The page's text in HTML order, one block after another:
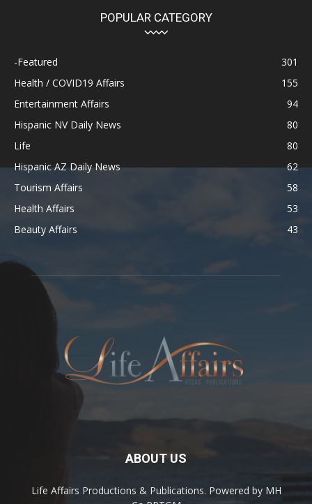
POPULAR CATEGORY
-Featured
301
Health / COVID19 Affairs
155
Entertainment Affairs
94
Hispanic NV Daily News
80
Life
80
Hispanic AZ Daily News
62
Tourism Affairs
58
Health Affairs
53
Beauty Affairs
43
ABOUT US
Life Affairs Productions & Publications. Powered by MH